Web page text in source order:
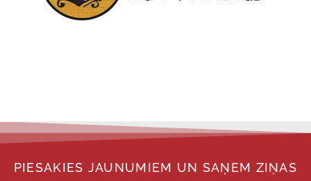
PIESAKIES JAUNUMIEM UN SAŅEM ZIŅAS